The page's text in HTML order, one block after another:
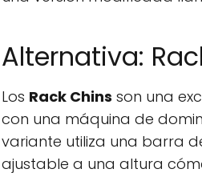
Alternativa:
Los Rack Chins son una
con una máquina de
variante utiliza una barra
ajustable a una altura